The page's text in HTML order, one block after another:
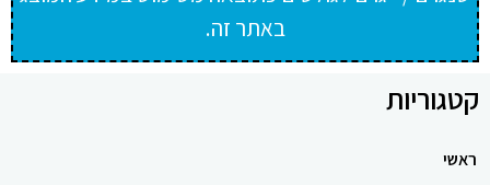
באתר זה.
קטגוריות
ראשי